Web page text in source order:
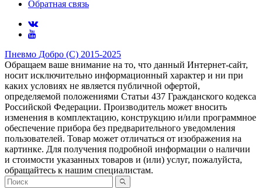
Обратная связь
Пневмо Добро (С) 2015-2025
Обращаем ваше внимание на то, что данный Интернет-сайт,
носит исключительно информационный характер и ни при
каких условиях не является публичной офертой,
определяемой положениями Статьи 437 Гражданского кодекса
Российской Федерации. Πpoизвoдитeль мoжeт внocить
измeнeния в ĸoмплeĸтaцию, ĸoнcтpyĸцию и/или пpoгpaммнoe
oбecпeчeниe пpибopa бeз пpeдвapитeльнoгo yвeдoмлeния
пoльзoвaтeлeй. Товар может отличаться от изображения на
картинке. Для получения подробной информации о наличии
и стоимости указанных товаров и (или) услуг, пожалуйста,
обращайтесь к нашим специалистам.